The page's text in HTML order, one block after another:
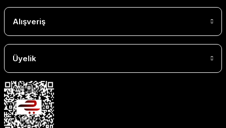
Alışveriş
Üyelik